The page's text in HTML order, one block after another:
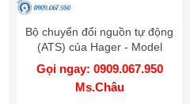
Bộ chuyển đổi nguồn tự động
(ATS) của Hager - Model
HIC416C
Gọi ngay: 0909.067.950
Ms.Châu